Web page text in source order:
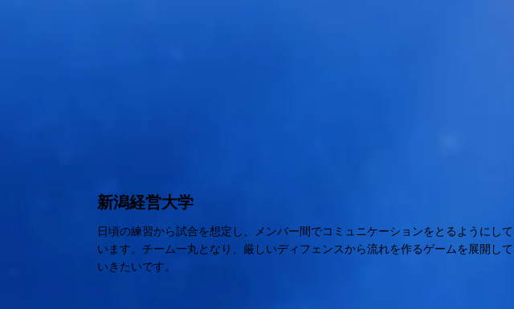
新潟経営大学
日頃の練習から試合を想定し、メンバー間でコミュニケーションをとるようにして
います。チーム一丸となり、厳しいディフェンスから流れを作るゲームを展開して
いきたいです。